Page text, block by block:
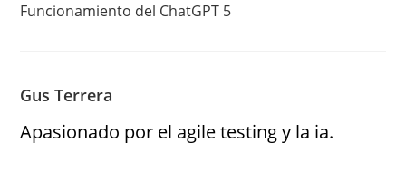
Funcionamiento del ChatGPT 5
Gus Terrera
Apasionado por el agile testing y la ia.